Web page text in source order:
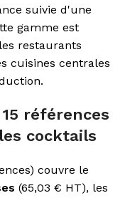
suivie d'une
gamme est
restaurants
cuisines centrales
références
cocktails
couvre le
(65,03 € HT), les